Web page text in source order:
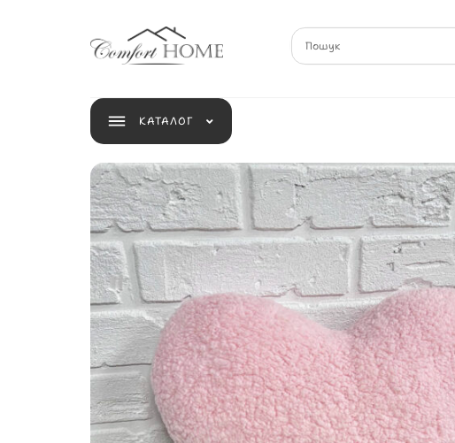
КАТАЛОГ